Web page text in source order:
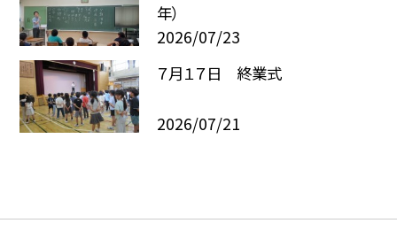
年）
2026/07/23
７月１７日 終業式
2026/07/21